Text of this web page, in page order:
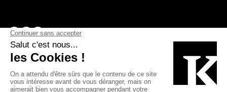
Page Facebook de Kollectif
Page Instagram de Kollectif
Page Linkedin de Kollectif